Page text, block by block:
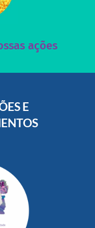
ações
ajude compartilhando
site!
E